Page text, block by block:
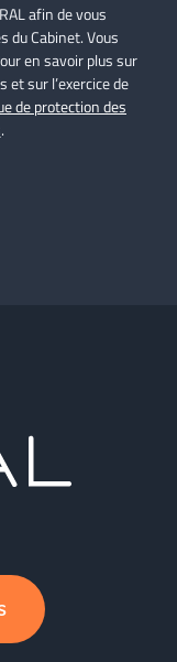
afin de vous
Cabinet. Vous
en savoir plus sur
sur l’exercice de
de protection des
.